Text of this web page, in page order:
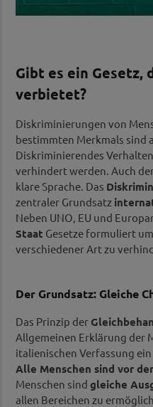
Gibt es ein Gesetz,
verbietet?
Diskriminierungen von
bestimmten Merkmals sind
Diskriminierendes
verhindert werden. Auch
klare Sprache. Das
zentraler Grundsatz
Neben UNO, EU und
Staat Gesetze formuliert
verschiedener Art zu
Der Grundsatz: Gleiche
Das Prinzip der
Allgemeinen Erklärung der
italienischen Verfassung
Alle Menschen sind vor
Menschen sind gleiche
allen Bereichen zu